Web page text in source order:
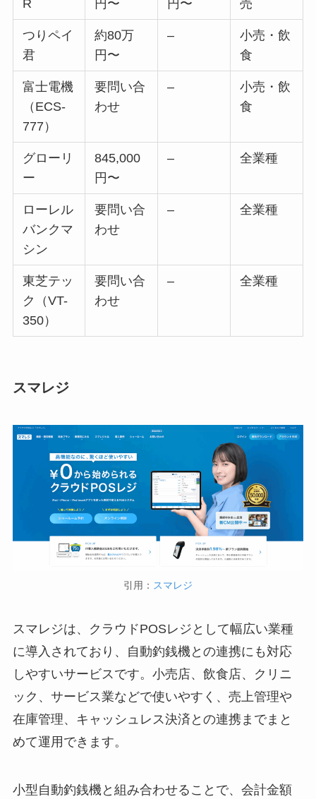
R
円〜
円〜
売
つりペイ
君
約80万
円〜
–
小売・飲
食
富士電機
（ECS-
777）
要問い合
わせ
–
小売・飲
食
グローリ
ー
845,000
円〜
– 全業種
ローレル
バンクマ
シン
要問い合
わせ
– 全業種
東芝テッ
ク（VT-
350）
要問い合
わせ
– 全業種
スマレジ
引用： スマレジ
スマレジは、クラウドPOSレジとして幅広い業種
に導入されており、自動釣銭機との連携にも対応
しやすいサービスです。小売店、飲食店、クリニ
ック、サービス業などで使いやすく、売上管理や
在庫管理、キャッシュレス決済との連携までまと
めて運用できます。
小型自動釣銭機と組み合わせることで、会計金額